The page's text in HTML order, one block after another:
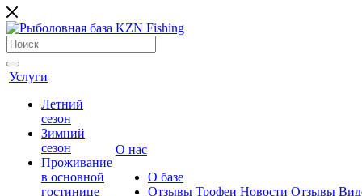
Услуги
Летний
сезон
Зимний
сезон
Проживание
в основной
гостинице
О нас
О базе
Отзывы Трофеи Новости Отзывы